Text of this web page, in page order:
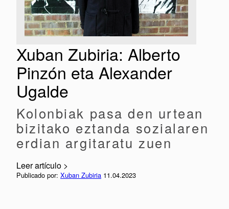
Xuban Zubiria: Alberto
Pinzón eta Alexander
Ugalde
Kolonbiak pasa den urtean
bizitako eztanda sozialaren
erdian argitaratu zuen
Leer artículo >
Publicado por: Xuban Zubiria 11.04.2023